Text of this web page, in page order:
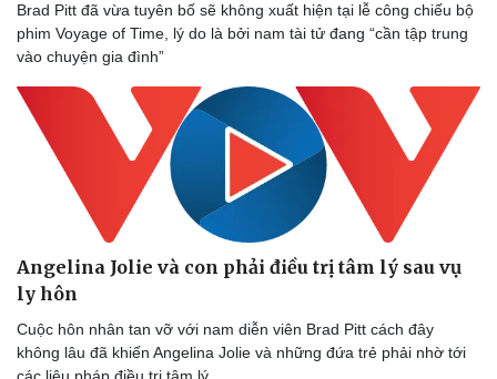
Brad Pitt đã vừa tuyên bố sẽ không xuất hiện tại lễ công chiếu bộ
phim Voyage of Time, lý do là bởi nam tài tử đang “cần tập trung
vào chuyện gia đình”
Angelina Jolie và con phải điều trị tâm lý sau vụ
ly hôn
Cuộc hôn nhân tan vỡ với nam diễn viên Brad Pitt cách đây
không lâu đã khiến Angelina Jolie và những đứa trẻ phải nhờ tới